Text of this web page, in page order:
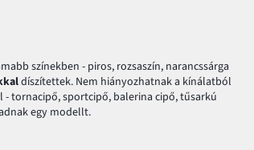
színekben - piros, rozsaszín, narancssárga
díszítettek. Nem hiányozhatnak a kínálatból
tornacipő, sportcipő, balerina cipő, tűsarkú
egy modellt.